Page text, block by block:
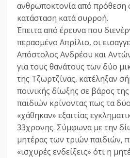
ανθρωποκτονία από πρόθεση
κατάσταση κατά συρροή.
Έπειτα από έρευνα που
περασμένο Απρίλιο, οι
Απόστολος Ανδρέου και
για τους θανάτους των δύο
της Τζωρτζίνας, κατέληξαν
ποινικής δίωξης σε βάρος
παιδιών κρίνοντας πως τα
«χάθηκαν» εξαιτίας
33χρονης. Σύμφωνα με την
μητέρας των τριών παιδιών,
«ισχυρές ενδείξεις» ότι η